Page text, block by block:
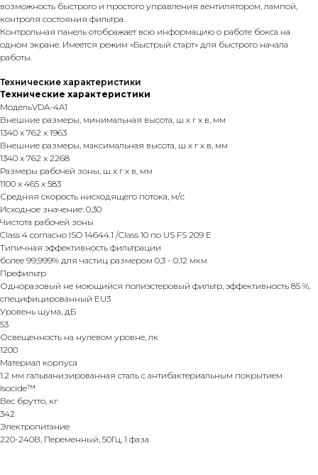
возможность быстрого и простого управления вентилятором, лампой,
контроля состояния фильтра.
Контрольная панель отображает всю информацию о работе бокса на
одном экране. Имеется режим «Быстрый старт» для быстрого начала
работы.
Технические характеристики
Технические характеристики
МодельVDA-4A1
Внешние размеры, минимальная высота, ш х г х в, мм
1340 x 762 x 1963
Внешние размеры, максимальная высота, ш х г х в, мм
1340 x 762 x 2268
Размеры рабочей зоны, ш х г х в, мм
1100 x 465 x 583
Средняя скорость нисходящего потока, м/с
Исходное значение: 0,30
Чистота рабочей зоны
Class 4 согласно ISO 14644.1 /Class 10 по US FS 209 Е
Типичная эффективность фильтрации
более 99,999% для частиц размером 0,3 - 0,12 мкм
Префильтр
Одноразовый не моющийся полиэстеровый фильтр, эффективность 85 %,
специфицированный EU3
Уровень шума, дБ
53
Освещенность на нулевом уровне, лк
1200
Материал корпуса
1.2 мм гальванизированная сталь с антибактериальным покрытием
Isocide™
Вес брутто, кг
342
Электропитание
220-240В, Переменный, 50Гц, 1 фаза